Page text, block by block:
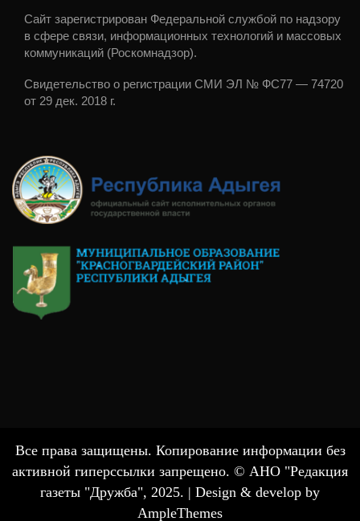
Сайт зарегистрирован Федеральной службой по надзору
в сфере связи, информационных технологий и массовых
коммуникаций (Роскомнадзор).
Свидетельство о регистрации СМИ ЭЛ № ФС77 — 74720
от 29 дек. 2018 г.
Все права защищены. Копирование информации без
активной гиперссылки запрещено. © АНО "Редакция
газеты "Дружба", 2025. | Design & develop by
AmpleThemes